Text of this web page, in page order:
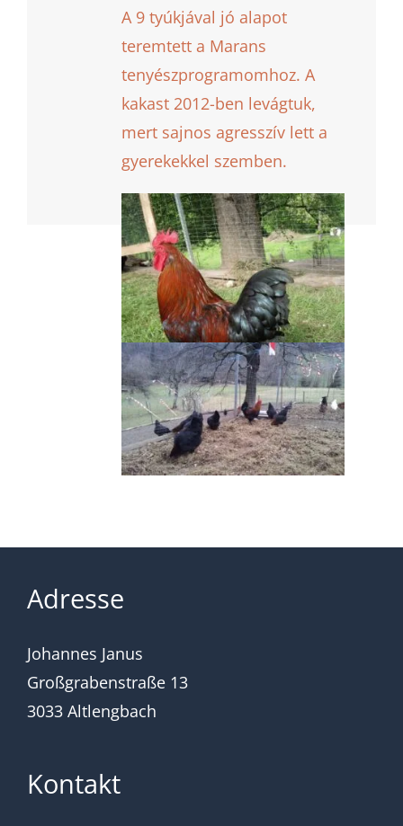
A 9 tyúkjával jó alapot
teremtett a Marans
tenyészprogramomhoz. A
kakast 2012-ben levágtuk,
mert sajnos agresszív lett a
gyerekekkel szemben.
Adresse
Johannes Janus
Großgrabenstraße 13
3033 Altlengbach
Kontakt